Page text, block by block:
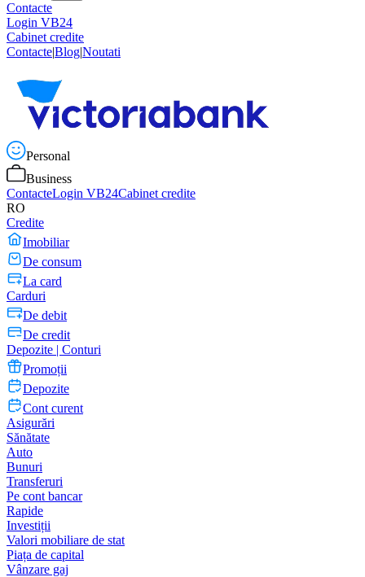
Contacte
Login VB24
Cabinet credite
Contacte|Blog|Noutati
Personal
Business
ContacteLogin VB24Cabinet credite
RO
Credite
Imobiliar
De consum
La card
Carduri
De debit
De credit
Depozite | Conturi
Promoții
Depozite
Cont curent
Asigurări
Sănătate
Auto
Bunuri
Transferuri
Pe cont bancar
Rapide
Investiții
Valori mobiliare de stat
Piața de capital
Vânzare gaj